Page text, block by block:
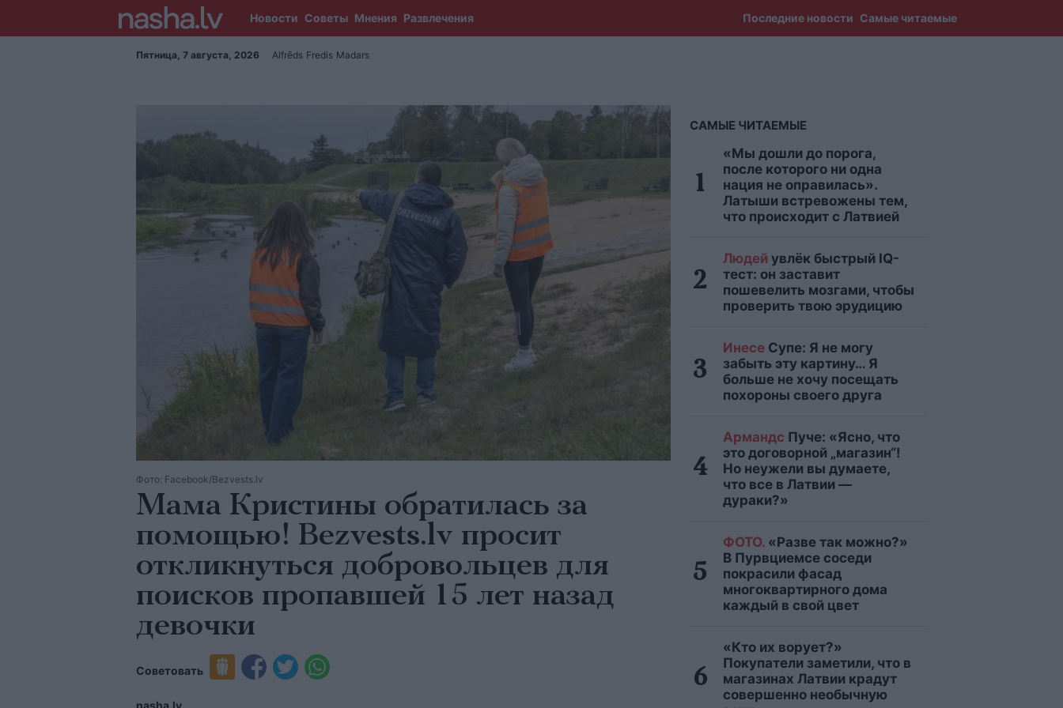
Новости Советы Мнения Развлечения Последние новости Самые читаемые
Пятница, 7 августа, 2026 Alfrēds Fredis Madars
Фото: Facebook/Bezvests.lv
Мама Кристины обратилась за
помощью! Bezvests.lv просит
откликнуться добровольцев для
поисков пропавшей 15 лет назад
девочки
Советовать
САМЫЕ ЧИТАЕМЫЕ
«Мы дошли до порога,
после которого ни одна
нация не оправилась».
Латыши встревожены тем,
что происходит с Латвией
Людей увлёк быстрый IQ-
тест: он заставит
пошевелить мозгами, чтобы
проверить твою эрудицию
Инесе Супе: Я не могу
забыть эту картину… Я
больше не хочу посещать
похороны своего друга
Армандс Пуче: «Ясно, что
это договорной „магазин“!
Но неужели вы думаете,
что все в Латвии —
дураки?»
ФОТО. «Разве так можно?»
В Пурвциемсе соседи
покрасили фасад
многоквартирного дома
каждый в свой цвет
«Кто их ворует?»
Покупатели заметили, что в
магазинах Латвии крадут
совершенно необычную